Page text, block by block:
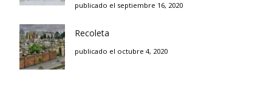
publicado el septiembre 16, 2020
Recoleta
publicado el octubre 4, 2020